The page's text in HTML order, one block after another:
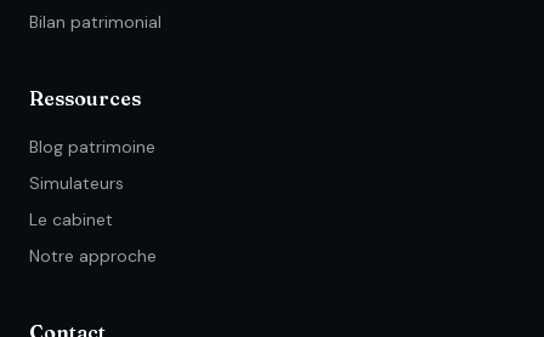
Bilan patrimonial
Ressources
Blog patrimoine
Simulateurs
Le cabinet
Notre approche
Contact